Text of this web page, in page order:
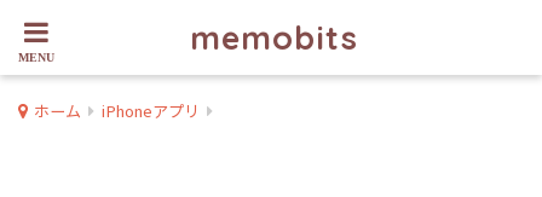
memobits
ホーム iPhoneアプリ